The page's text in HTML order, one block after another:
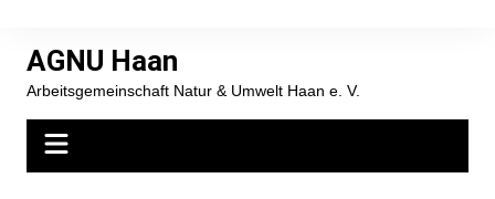
springen
AGNU Haan
Arbeitsgemeinschaft Natur & Umwelt Haan e. V.